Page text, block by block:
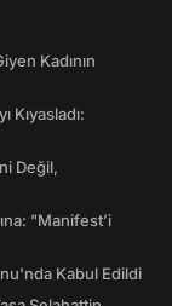
Kadının
Kıyasladı:
Değil,
"Manifest’i
Kabul Edildi